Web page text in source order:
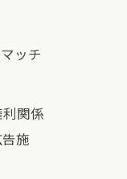
ッチ
関係
施